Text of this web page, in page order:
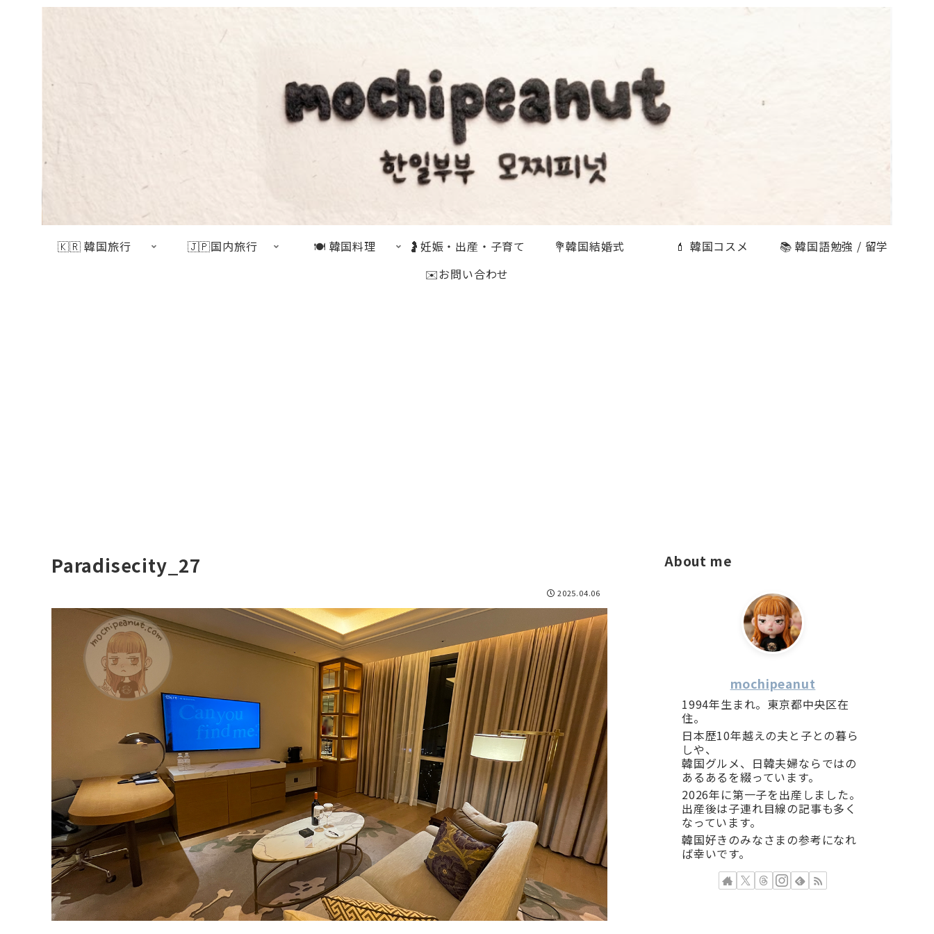
🇰🇷 韓国旅行 🇯🇵国内旅行 🍽 韓国料理 🤰妊娠・出産・子育て 💐韓国結婚式 💄 韓国コスメ
📚 韓国語勉強 / 留学
✉️お問い合わせ
Paradisecity_27
2025.04.06
About me
mochipeanut
1994年生まれ。東京都中央区在
住。
日本歴10年越えの夫と子との暮ら
しや、
韓国グルメ、日韓夫婦ならではの
あるあるを綴っています。
2026年に第一子を出産しました。
出産後は子連れ目線の記事も多く
なっています。
韓国好きのみなさまの参考になれ
ば幸いです。